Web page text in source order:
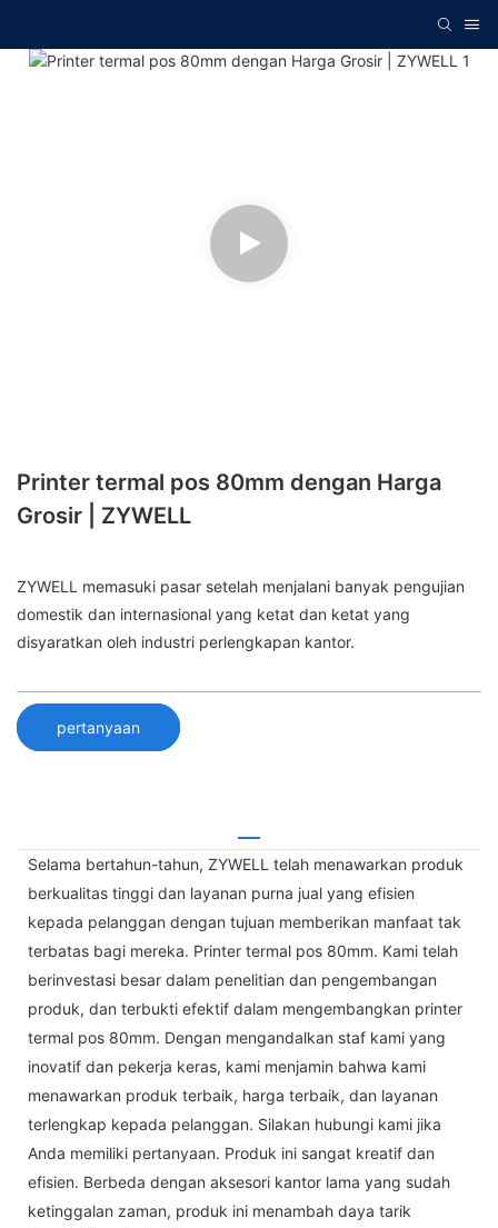
Printer termal pos 80mm dengan Harga
Grosir | ZYWELL
ZYWELL memasuki pasar setelah menjalani banyak pengujian
domestik dan internasional yang ketat dan ketat yang
disyaratkan oleh industri perlengkapan kantor.
pertanyaan
Selama bertahun-tahun, ZYWELL telah menawarkan produk
berkualitas tinggi dan layanan purna jual yang efisien
kepada pelanggan dengan tujuan memberikan manfaat tak
terbatas bagi mereka. Printer termal pos 80mm. Kami telah
berinvestasi besar dalam penelitian dan pengembangan
produk, dan terbukti efektif dalam mengembangkan printer
termal pos 80mm. Dengan mengandalkan staf kami yang
inovatif dan pekerja keras, kami menjamin bahwa kami
menawarkan produk terbaik, harga terbaik, dan layanan
terlengkap kepada pelanggan. Silakan hubungi kami jika
Anda memiliki pertanyaan. Produk ini sangat kreatif dan
efisien. Berbeda dengan aksesori kantor lama yang sudah
ketinggalan zaman, produk ini menambah daya tarik